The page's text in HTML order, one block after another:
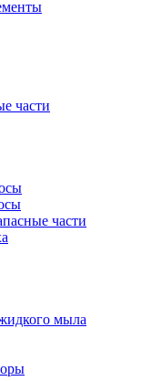
части
части
мыла